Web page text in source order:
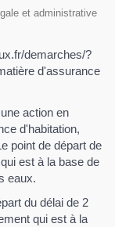
et administrative
demarches/?
d'assurance
action en
d'habitation,
point de départ de
est à la base de
eaux.
du délai de 2
qui est à la